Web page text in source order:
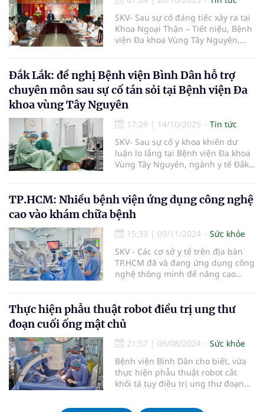
SKV- Sau sự cố đáng tiếc xảy ra tại
Khoa Ngoại Thận – Tiết niệu, Bệnh
viện Đa khoa Vùng Tây Nguyên,
nhằm khắc phục, ổn định hoạt
động chuyên môn và lấy lại niềm
tin của nhân dân. Một trong
những hướng đi quan trọng là chủ
động liên hệ, phối hợp với các
bệnh viện đầu ngành để được hỗ
trợ chuyên môn, đào tạo và chuyển
giao kỹ thuật chuyên sâu trong
lĩnh vực Ngoại Thận – Tiết niệu.
Bệnh viện Bình Dân (TP. Hồ Chí
Minh) – đơn vị tuyến cuối, có uy tín
hàng đầu trong lĩnh vực Ngoại
Thận – Tiết niệu.
Đắk Lắk: đề nghị Bệnh viện Bình Dân hỗ trợ
chuyên môn sau sự cố tán sỏi tại Bệnh viện Đa
khoa vùng Tây Nguyên
17:29 | 14/10/2025
Tin tức
SKV- Sau sự cố y khoa khiến dư
luận lo lắng tại Bệnh viện Đa khoa
Vùng Tây Nguyên, ngành y tế Đắk
động tại đơn vị này, trong đó, Sở Y
tế tỉnh đã đề nghị Bệnh viện Bình
Dân TP. Hồ Chí Minh hỗ trợ chuyên
môn, đào tạo và chuyển giao kỹ
thuật Ngoại Thận – Tiết niệu để
nâng cao năng lực điều trị, đảm
bảo an toàn cho người bệnh.
TP.HCM: Nhiều bệnh viện ứng dụng công nghệ
cao vào khám chữa bệnh
15:33 | 09/11/2024
Sức khỏe
SKV - Các cơ sở y tế trên địa bàn
TP.HCM đã và đang ứng dụng công
nghệ thông minh để nâng cao
Thực hiện phẫu thuật robot điều trị ung thư
đoạn cuối ống mật chủ
21:57 | 09/08/2024
Sức khỏe
Bệnh viện Bình Dân cho biết, vừa
thực hiện phẫu thuật robot cắt
khối tá tụy điều trị ung thư đoạn
nhân 43 tuổi.